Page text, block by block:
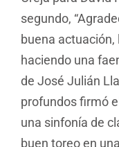
segundo,
buena actuación,
haciendo una
de José Julián
profundos firmó
una sinfonía de
buen toreo en